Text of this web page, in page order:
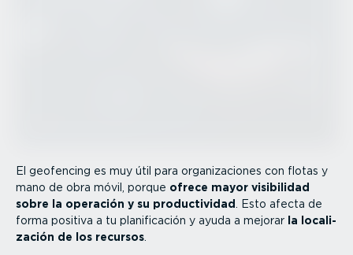
El geofencing es muy útil para organi­za­ciones con flotas y
mano de obra móvil, porque ofrece mayor visibilidad
sobre la operación y su produc­ti­vidad
. Esto afecta de
forma positiva a tu plani­fi­cación y ayuda a mejorar la locali­
zación de los recursos